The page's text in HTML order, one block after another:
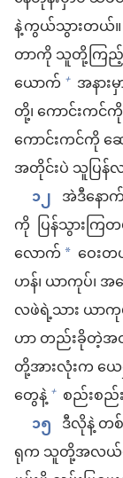
နဲ့ကွယ်သွားတယ်။
တာကို သူတို့ကြည့်
ယောက် + အနား
တို့၊ ကောင်းကင်
ကောင်းကင်ကို ဆေ
အတိုင်းပဲ သူပြန်
၁၂ အဲဒီနေ
ကို ပြန်သွားကြ
လောက် * ဝေး
ဟန်၊ ယာကုပ်၊ အန္
လဖဲရဲ့သား ယာ
ဟာ တည်းခိုတဲ့အ
တို့အားလုံးက ယေ
တွေနဲ့ + စည်းစည်
၁၅ ဒီလိုနဲ့ တ
ရုက သူတို့အလယ်မှ